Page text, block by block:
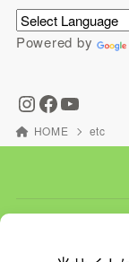
Powered by
HOME etc